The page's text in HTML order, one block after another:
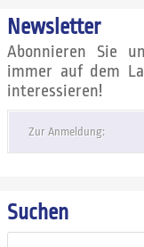
Newsletter
Abonnieren Sie
immer auf dem
interessieren!
Zur Anmeldung:
Suchen